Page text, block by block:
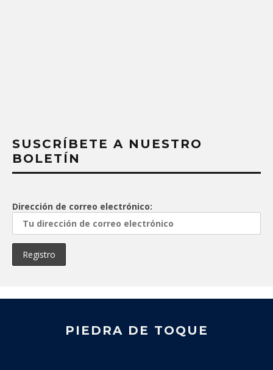
SUSCRÍBETE A NUESTRO
BOLETÍN
Dirección de correo electrónico:
PIEDRA DE TOQUE